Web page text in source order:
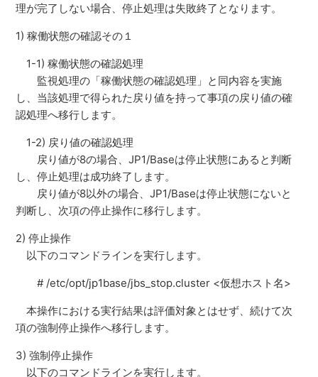
理が完了しない場合、停止処理は失敗終了となります。
1) 稼働状態の確認その１
1-1) 稼働状態の確認処理
監視処理の「稼働状態の確認処理」と同内容を実施
し、当該処理で得られた戻り値を持って事項の戻り値の確
認処理へ移行します。
1-2) 戻り値の確認処理
戻り値が8の場合、JP1/Baseは停止状態にあると判断
し、停止処理は成功終了します。
戻り値が8以外の場合、JP1/Baseは停止状態にないと
判断し、次項の停止操作に移行します。
2) 停止操作
以下のコマンドラインを実行します。
# /etc/opt/jp1base/jbs_stop.cluster <仮想ホスト名>
本操作における実行結果は評価対象とはせず、続けて次
項の強制停止操作へ移行します。
3) 強制停止操作
以下のコマンドラインを実行します。